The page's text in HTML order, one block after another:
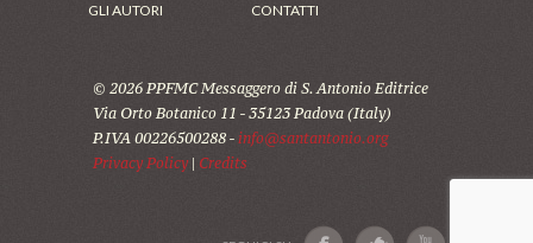
GLI AUTORI
CONTATTI
© 2026 PPFMC Messaggero di S. Antonio Editrice
Via Orto Botanico 11 - 35123 Padova (Italy)
P.IVA 00226500288 - info@santantonio.org
Privacy Policy| Credits